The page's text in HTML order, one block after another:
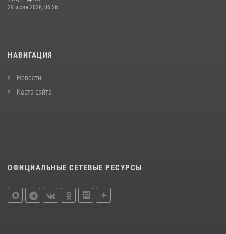
29 июля 2026, 06:26
НАВИГАЦИЯ
Новости
Карта сайта
ОФИЦИАЛЬНЫЕ СЕТЕВЫЕ РЕСУРСЫ